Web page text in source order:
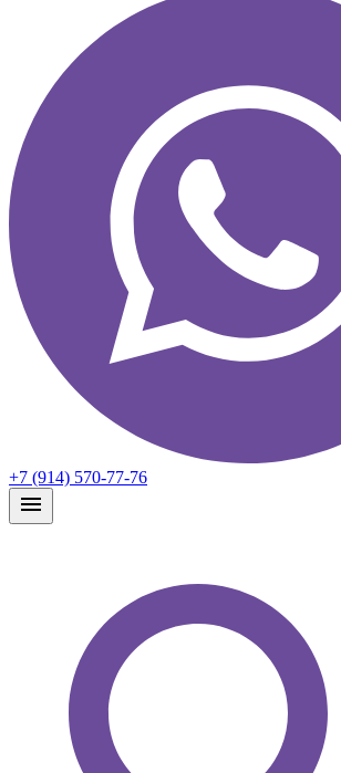
+7 (914) 570-77-76